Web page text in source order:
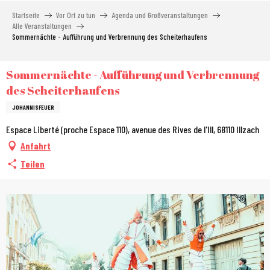
contenu
Startseite Vor Ort zu tun
Agenda und Großveranstaltungen
Alle Veranstaltungen
Sommernächte - Aufführung und Verbrennung des Scheiterhaufens
Sommernächte - Aufführung und Verbrennung
des Scheiterhaufens
JOHANNISFEUER
Espace Liberté (proche Espace 110), avenue des Rives de l'Ill, 68110 Illzach
Anfahrt
Teilen